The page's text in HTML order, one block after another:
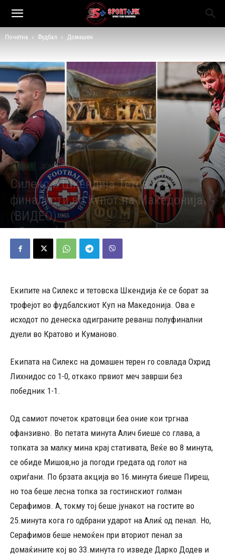
Почетна Фудбал Домашен
ФУДБАЛ ДОМАШЕН
Силекс и Шкендија Тетово се
финалисти во Купот на Македонија
(ВИДЕО)
Екипите на Силекс и тетовска Шкендија ќе се борат за
трофејот во фудбалскиот Куп на Македонија. Ова е
исходот по денеска одиграните реванш полуфинални
дуели во Кратово и Куманово.
Екипата на Силекс на домашен терен го совлада Охрид
Лихнидос со 1-0, откако првиот меч заврши без
победник 1-1.
Од самиот почеток кратовци беа оние кои тргнаа
офанзивно. Во петата минута Алич биеше со глава, а
топката за малку мина крај стативата, Веќе во 8 минута,
се обиде Мишов,но ја погоди гредата од голот на
охриѓани. По брзата акција во 16.минута биеше Пиреш,
но тоа беше лесна топка за гостинскиот голман
Серафимов. А, токму тој беше јунакот на гостите во
25.минута кога го одбрани ударот на Алиќ од пенал. Но,
Серафимов беше немоќен при вториот пенал за
домаќините кој во 33.минута го изведе Дарко Додев и